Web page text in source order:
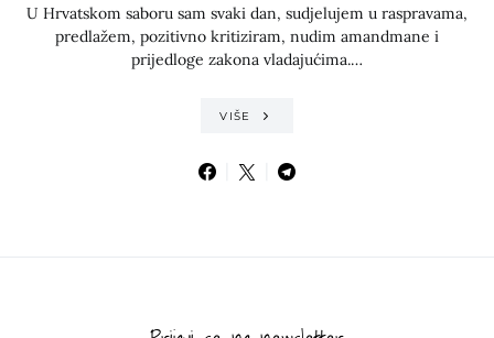
U Hrvatskom saboru sam svaki dan, sudjelujem u raspravama,
predlažem, pozitivno kritiziram, nudim amandmane i
prijedloge zakona vladajućima.…
VIŠE